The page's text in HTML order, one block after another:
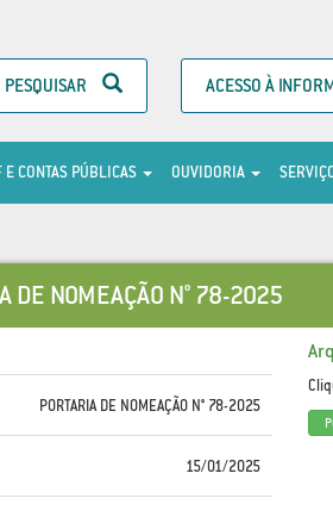
PESQUISAR ACESSO À
E CONTAS PÚBLICAS OUVIDORIA
DE NOMEAÇÃO N° 78-2025
PORTARIA DE NOMEAÇÃO N° 78-2025
15/01/2025